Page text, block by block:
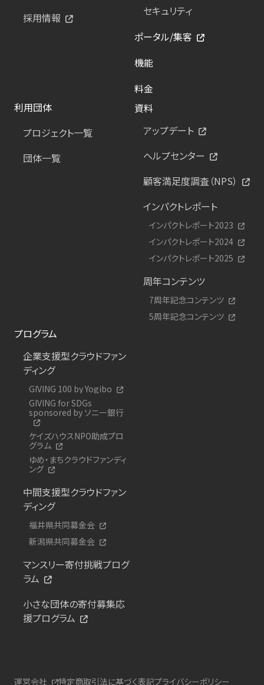
採用情報
セキュリティ
ポータル/集客
機能
料金
利用団体
プロジェクト一覧
団体一覧
資料
アップデート
ヘルプセンター
顧客満足度調査（NPS）
インパクトレポート
インパクトレポート2023
インパクトレポート2024
インパクトレポート2025
周年コンテンツ
7周年記念コンテンツ
5周年記念コンテンツ
プログラム
企業支援型クラウドファン
ディング
GIVING 100 by Yogibo
GIVING for SDGs
sponsored by ソニー銀行
ケイズハウスNPO助成プロ
グラム
ゆめ・まちクラウドファンディ
ング
中間支援型クラウドファン
ディング
福井県共同募金会
新潟県共同募金会
マンスリー寄付挑戦プログ
ラム
小さな団体の寄付募集応
援プログラム
運営会社 特定商取引法に基づく表記プライバシーポリシー